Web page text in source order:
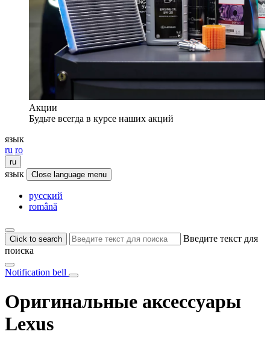
Акции
Будьте всегда в курсе наших акций
язык
ru ro
ru
язык Close language menu
русский
română
Click to search
Введите текст для
поиска
Notification bell
Оригинальные аксессуары
Lexus